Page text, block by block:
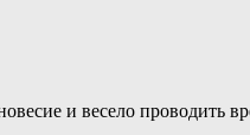
и весело проводить